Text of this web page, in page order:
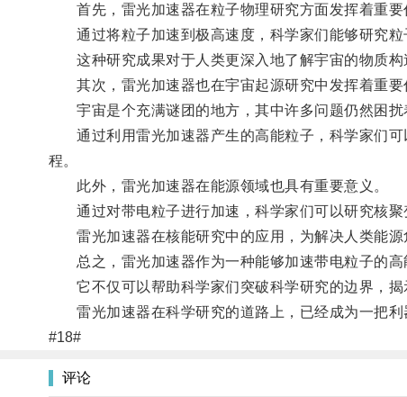
首先，雷光加速器在粒子物理研究方面发挥着重要
通过将粒子加速到极高速度，科学家们能够研究粒
这种研究成果对于人类更深入地了解宇宙的物质构
其次，雷光加速器也在宇宙起源研究中发挥着重要
宇宙是个充满谜团的地方，其中许多问题仍然困扰
通过利用雷光加速器产生的高能粒子，科学家们可
程。
此外，雷光加速器在能源领域也具有重要意义。
通过对带电粒子进行加速，科学家们可以研究核聚
雷光加速器在核能研究中的应用，为解决人类能源
总之，雷光加速器作为一种能够加速带电粒子的高
它不仅可以帮助科学家们突破科学研究的边界，揭
雷光加速器在科学研究的道路上，已经成为一把利
#18#
评论